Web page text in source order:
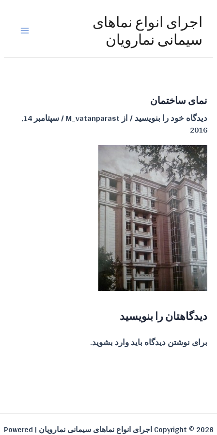
اجرای انواع نماهای
سیمانی نمارویان
Main
نمای ساختمان
دیدگاه‌ خود را بنویسید/ ازM_vatanparast
/ سپتامبر 14,
2016
دیدگاهتان را بنویسید
برای نوشتن دیدگاه بایدوارد بشوید.
Copyright © 2026 اجرای انواع نماهای سیمانی نمارویان | Powered